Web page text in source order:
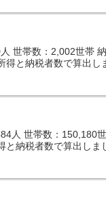
世帯数：2,002世帯
と納税者数で算出し
人 世帯数：150,180
納税者数で算出しま